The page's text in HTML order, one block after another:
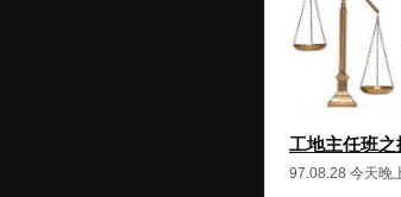
工地主任班之
97.08.28 今天晚